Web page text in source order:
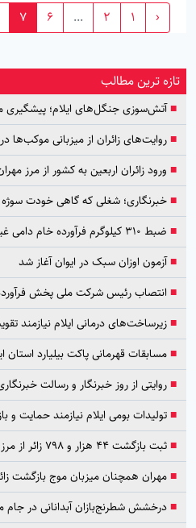
‹
1
2
...
6
7
تازه ترین مطالب
■آتش‌سوزی جنگل‌های ایلام؛ پیشگیری
■روایت‌های زائران از میزبانی موکب‌ها
■ ورود زائران اربعین به کشور از مرز
■خبرنگاری؛ شغلی که گاهی خودت
■ ضبط ۳۱۰ کیلوگرم فرآورده خام دامی غیربهداشتی در ایلام
■آزمون اوزان سبک در ایوان آغاز شد
■ انتصاب رئیس شرکت ملی پخش
■زیرساخت‌های درمانی ایلام نیازمند
■مسابقات قهرمانی پاکت بیلیارد استان
■روایتی از روز خبرنگار و رسالت
■تولیدات بومی ایلام نیازمند حمایت و
■ثبت بازگشت ۴۴ هزار و ۷۹۸ زائر از مرز مهران
■مهران همچنان میزبان موج بازگشت
■درخشش شطرنج‌بازان آبدانانی در جام